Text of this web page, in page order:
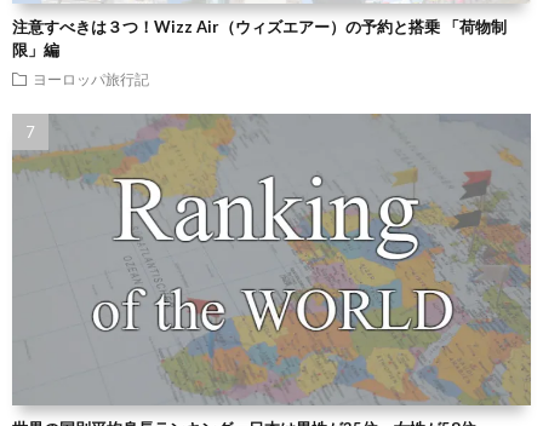
注意すべきは３つ！Wizz Air（ウィズエアー）の予約と搭乗 「荷物制
限」編
ヨーロッパ旅行記